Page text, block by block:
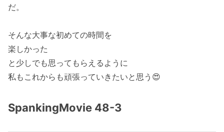
だ。
そんな大事な初めての時間を
楽しかった
と少しでも思ってもらえるように
私もこれからも頑張っていきたいと思う😍
SpankingMovie 48-3